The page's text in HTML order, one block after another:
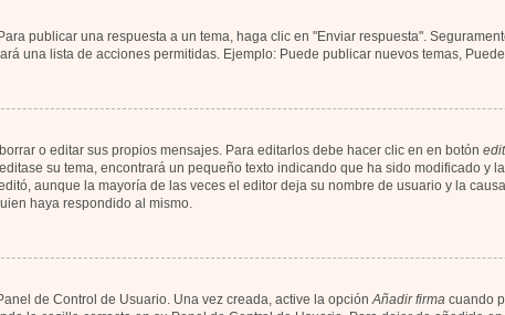
publicar una respuesta a un tema, haga clic en "Enviar respuesta".
una lista de acciones permitidas. Ejemplo: Puede publicar nuevos temas,
o editar sus propios mensajes. Para editarlos debe hacer clic en en botón
su tema, encontrará un pequeño texto indicando que ha sido modificado y
aunque la mayoría de las veces el editor deja su nombre de usuario y la
haya respondido al mismo.
de Control de Usuario. Una vez creada, active la opciónAñadir firma cuando